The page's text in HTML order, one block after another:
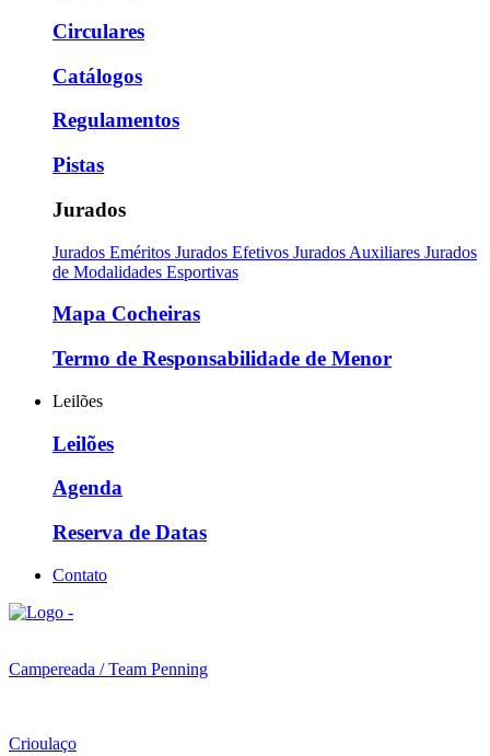
Circulares
Catálogos
Regulamentos
Pistas
Jurados
Jurados Eméritos Jurados Efetivos Jurados Auxiliares Jurados
de Modalidades Esportivas
Mapa Cocheiras
Termo de Responsabilidade de Menor
Leilões
Leilões
Agenda
Reserva de Datas
Contato
Campereada / Team Penning
Crioulaço